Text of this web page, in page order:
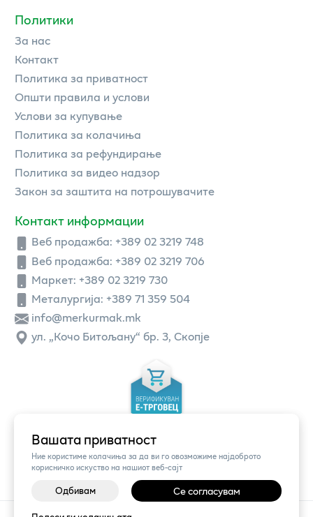
Вашата приватност
Ние користиме колачиња за да ви го овозможиме најдоброто
корисничко искуство на нашиот веб-сајт
Одбивам Се согласувам
Политики
За нас
Контакт
Политика за приватност
Општи правила и услови
Услови за купување
Политика за колачиња
Политика за рефундирање
Политика за видео надзор
Закон за заштита на потрошувачите
Контакт информации
Веб продажба: +389 02 3219 748
Веб продажба: +389 02 3219 706
Маркет: +389 02 3219 730
Металургија: +389 71 359 504
info@merkurmak.mk
ул. „Кочо Битољану“ бр. 3, Скопје